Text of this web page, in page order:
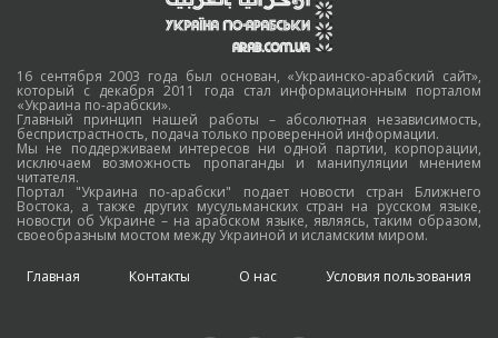
16 сентября 2003 года был основан, «Украинско-арабский сайт»,
который с декабря 2011 года стал информационным порталом
«Украина по-арабски».
Главный принцип нашей работы – абсолютная независимость,
беспристрастность, подача только проверенной информации.
Мы не поддерживаем интересов ни одной партии, корпорации,
исключаем возможность пропаганды и манипуляции мнением
читателя.
Портал "Украина по-арабски" подает новости стран Ближнего
Востока, а также других мусульманских стран на русском языке,
новости об Украине – на арабском языке, являясь, таким образом,
своеобразным мостом между Украиной и исламским миром.
Главная Контакты О нас Условия пользования